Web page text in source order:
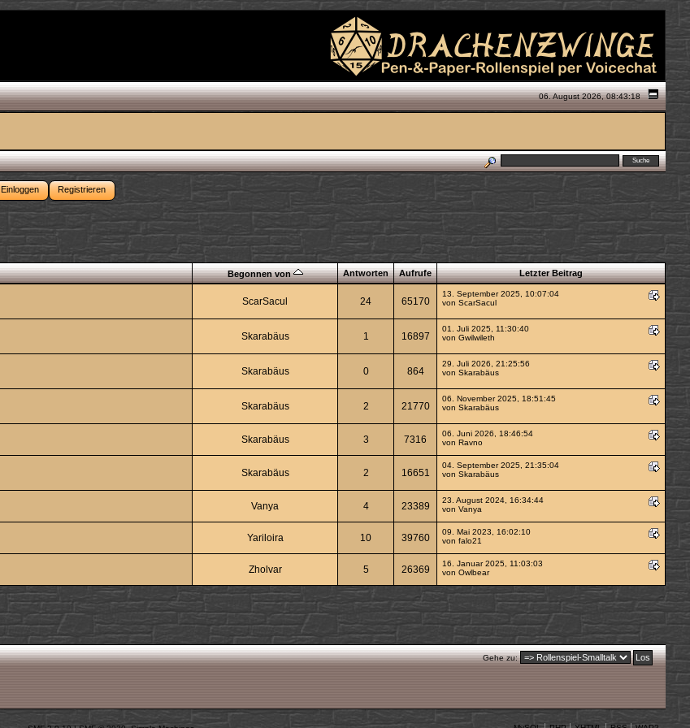
06. August 2026, 08:43:18
Einloggen Registrieren
Begonnen von Antworten Aufrufe Letzter Beitrag
ScarSacul 24 65170
13. September 2025, 10:07:04
von ScarSacul
Skarabäus 1 16897
01. Juli 2025, 11:30:40
von Gwilwileth
Skarabäus 0 864
29. Juli 2026, 21:25:56
von Skarabäus
Skarabäus 2 21770
06. November 2025, 18:51:45
von Skarabäus
Skarabäus 3 7316
06. Juni 2026, 18:46:54
von Ravno
Skarabäus 2 16651
04. September 2025, 21:35:04
von Skarabäus
Vanya 4 23389
23. August 2024, 16:34:44
von Vanya
Yariloira 10 39760
09. Mai 2023, 16:02:10
von falo21
Zholvar 5 26369
16. Januar 2025, 11:03:03
von Owlbear
Gehe zu: